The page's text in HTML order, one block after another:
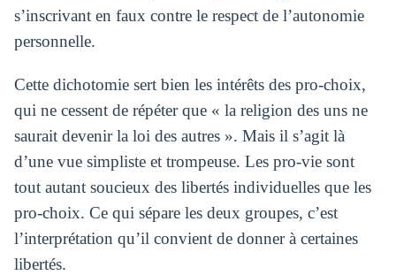
s’inscrivant en faux contre le respect de l’autonomie
personnelle.
Cette dichotomie sert bien les intérêts des pro-choix,
qui ne cessent de répéter que « la religion des uns ne
saurait devenir la loi des autres ». Mais il s’agit là
d’une vue simpliste et trompeuse. Les pro-vie sont
tout autant soucieux des libertés individuelles que les
pro-choix. Ce qui sépare les deux groupes, c’est
l’interprétation qu’il convient de donner à certaines
libertés.